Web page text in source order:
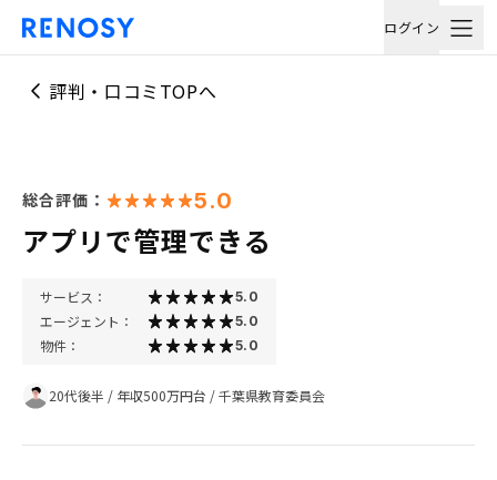
ログイン
評判・口コミTOPへ
総合評価： 5.0
アプリで管理できる
サービス： 5.0
エージェント： 5.0
物件： 5.0
20代後半 / 年収500万円台 /千葉県教育委員会